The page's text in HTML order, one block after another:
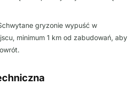
gryzonie wypuść w
minimum 1 km od zabudowań, aby